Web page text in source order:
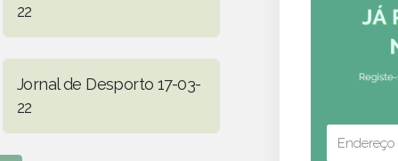
22
Jornal de Desporto 17-03-
22